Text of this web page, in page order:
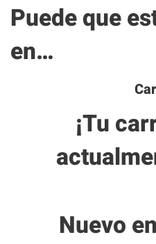
Carrito
Puede que
en…
¡Tu
Nuevo